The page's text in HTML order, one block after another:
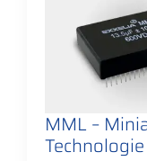
MML –
Technologie